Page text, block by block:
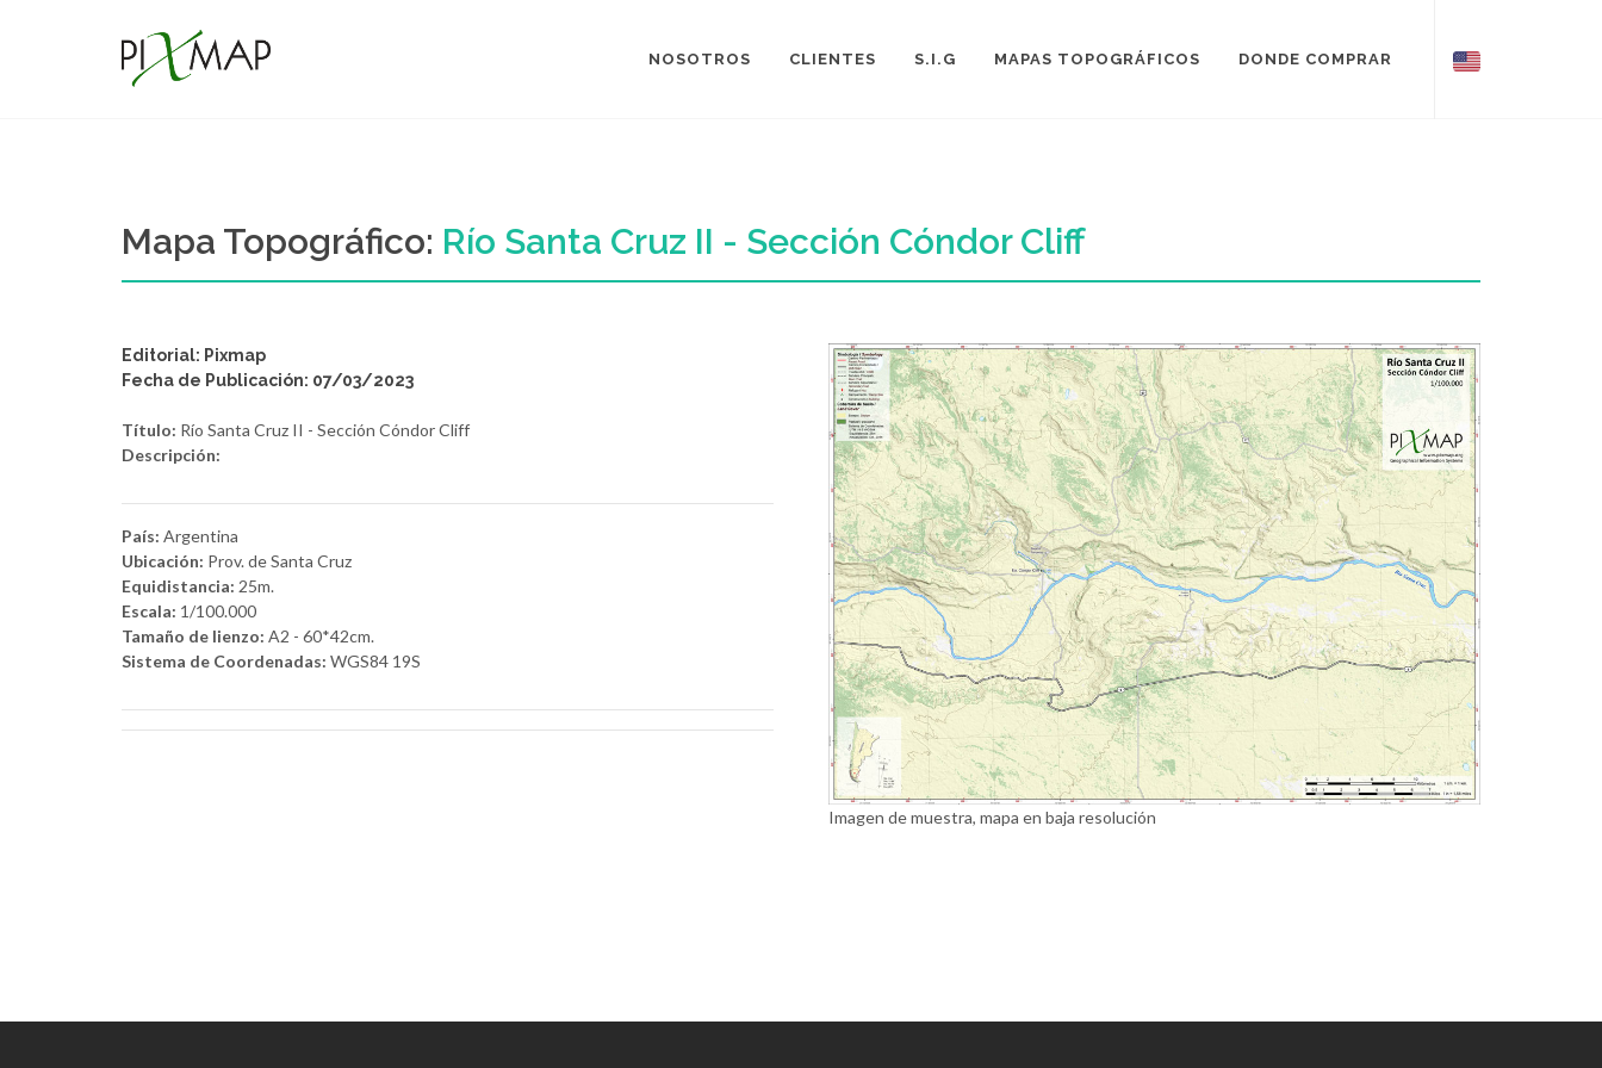
NOSOTROS CLIENTES S.I.G MAPAS TOPOGRÁFICOS DONDE COMPRAR
Mapa Topográfico: Río Santa Cruz II - Sección Cóndor Cliff
Editorial: Pixmap
Fecha de Publicación: 07/03/2023
Título: Río Santa Cruz II - Sección Cóndor Cliff
Descripción:
País: Argentina
Ubicación: Prov. de Santa Cruz
Equidistancia: 25m.
Escala: 1/100.000
Tamaño de lienzo: A2 - 60*42cm.
Sistema de Coordenadas: WGS84 19S
Imagen de muestra, mapa en baja resolución